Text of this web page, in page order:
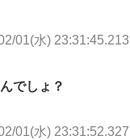
01(水)
でしょ？
01(水)